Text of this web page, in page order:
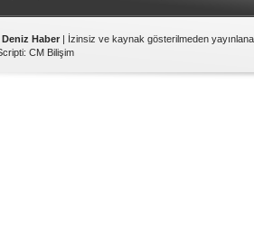
Deniz Haber | İzinsiz ve kaynak gösterilmeden
: CM Bilişim